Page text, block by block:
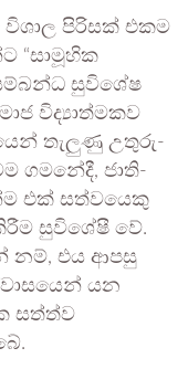
විශාල පිරිසක් එකම
“සාමූහික
සුවිශේෂ
විද්‍යාත්මකව
තැලුණු උතුරු-
ගමනේදී, ජාති-
එක් සත්වයෙකු
සුවිශේෂී වේ.
නම්, එය ආපසු
යන
සත්ත්ව